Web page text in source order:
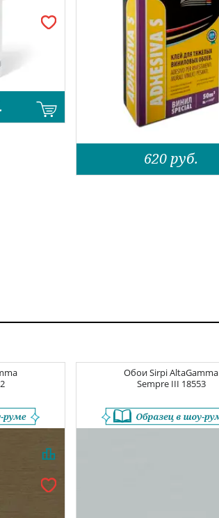
620 руб.
ОбоиSirpi AltaGamma
Sempre III 18553